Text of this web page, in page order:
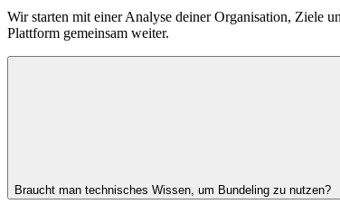
Wir starten mit einer Analyse deiner Organisation, Ziele
Plattform gemeinsam weiter.
Braucht man technisches Wissen, um Bundeling zu nutzen?